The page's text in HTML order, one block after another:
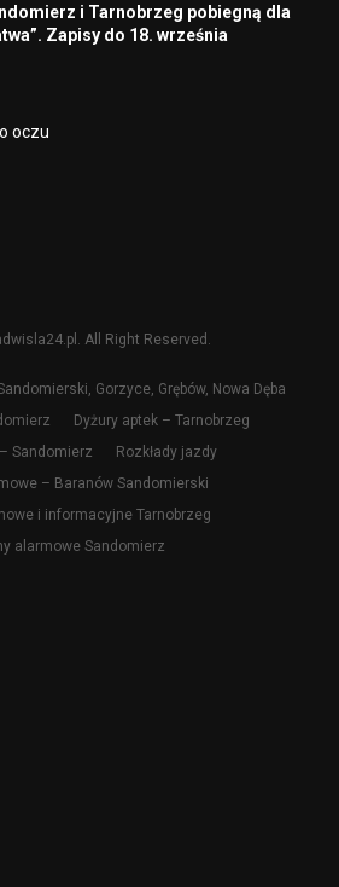
i Tarnobrzeg pobiegną dla
Zapisy do 18. września
oczu
All Right Reserved.
Gorzyce, Grębów, Nowa Dęba
Dyżury aptek – Tarnobrzeg
Sandomierz
Rozkłady jazdy
– Baranów Sandomierski
i informacyjne Tarnobrzeg
alarmowe Sandomierz